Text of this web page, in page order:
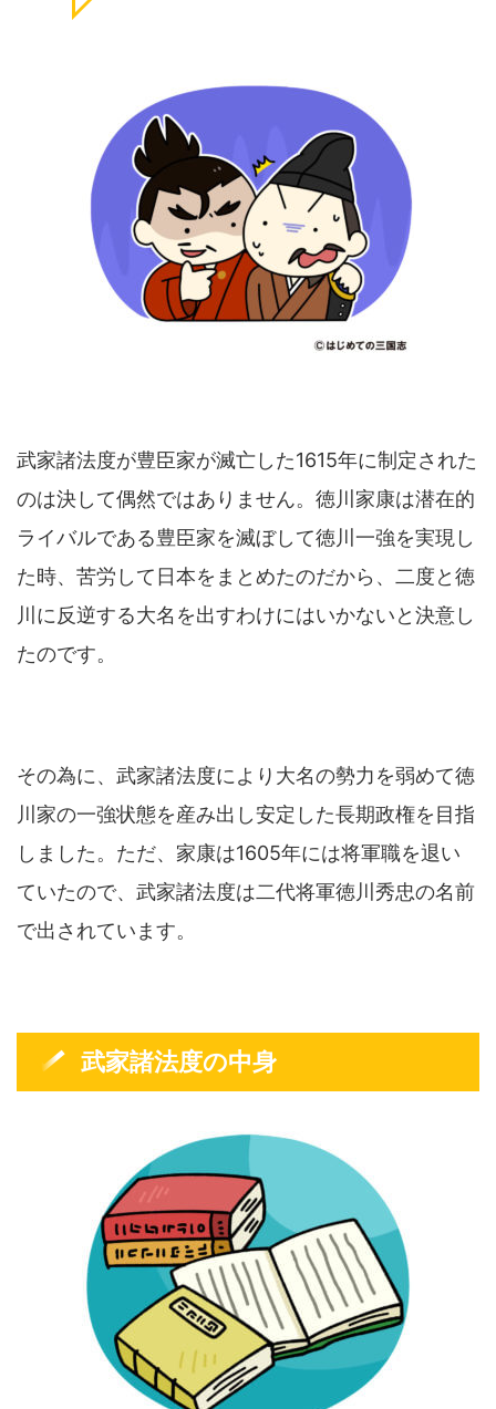
武家諸法度が豊臣家が滅亡した1615年に制定された
のは決して偶然ではありません。徳川家康は潜在的
ライバルである豊臣家を滅ぼして徳川一強を実現し
た時、苦労して日本をまとめたのだから、二度と徳
川に反逆する大名を出すわけにはいかないと決意し
たのです。
その為に、武家諸法度により大名の勢力を弱めて徳
川家の一強状態を産み出し安定した長期政権を目指
しました。ただ、家康は1605年には将軍職を退い
ていたので、武家諸法度は二代将軍徳川秀忠の名前
で出されています。
武家諸法度の中身